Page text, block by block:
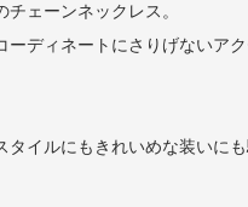
ェーンネックレス。
ディネートにさりげないアク
イルにもきれいめな装いにも